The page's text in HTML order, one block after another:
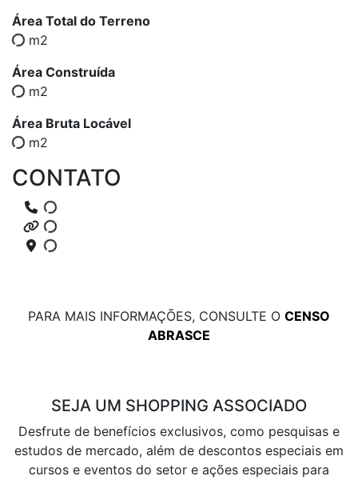
Área Total do Terreno
m2
Área Construída
m2
Área Bruta Locável
m2
CONTATO
PARA MAIS INFORMAÇÕES, CONSULTE O CENSO
ABRASCE
SEJA UM SHOPPING ASSOCIADO
Desfrute de benefícios exclusivos, como pesquisas e
estudos de mercado, além de descontos especiais em
cursos e eventos do setor e ações especiais para